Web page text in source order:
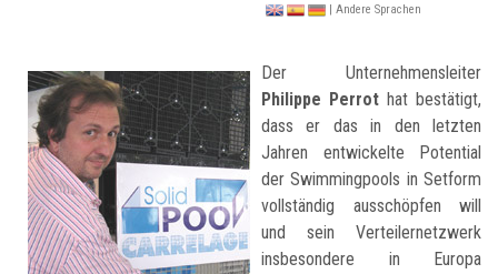
| Andere Sprachen
Der Unternehmensleiter
Philippe Perrot hat bestätigt,
dass er das in den letzten
Jahren entwickelte Potential
der Swimmingpools in Setform
vollständig ausschöpfen will
und sein Verteilernetzwerk
insbesondere in Europa